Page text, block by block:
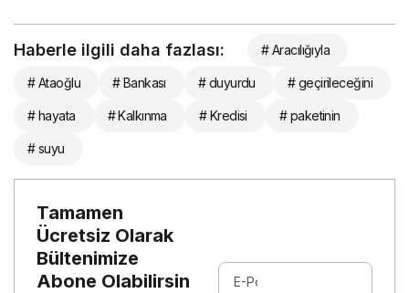
Haberle ilgili daha fazlası: # Aracılığıyla
# Ataoğlu # Bankası # duyurdu # geçirileceğini
# hayata # Kalkınma # Kredisi # paketinin
# suyu
Tamamen
Ücretsiz Olarak
Bültenimize
Abone Olabilirsin